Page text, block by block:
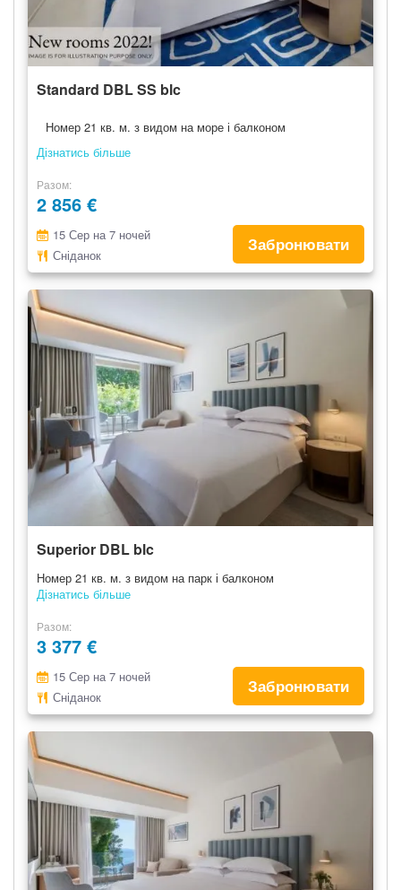
Standard DBL SS blc
Номер 21 кв. м. з видом на море і балконом
Дізнатись більше
Разом
2 856 €
15 Сер на 7 ночей
Сніданок
Забронювати
Superior DBL blc
Номер 21 кв. м. з видом на парк і балконом
Дізнатись більше
Разом
3 377 €
15 Сер на 7 ночей
Сніданок
Забронювати